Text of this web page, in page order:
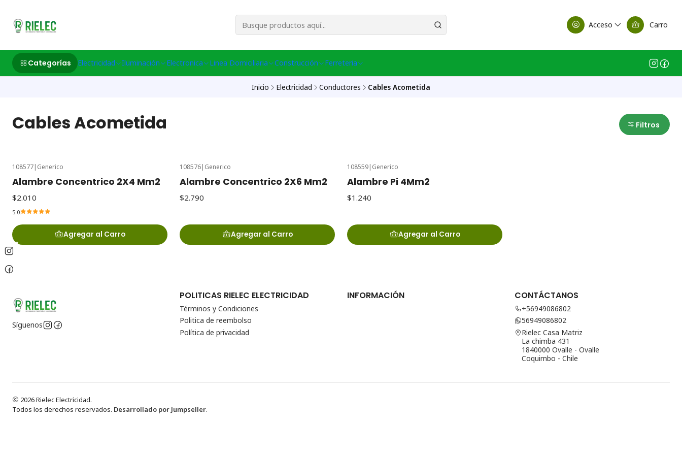
Acceso Carro
Categorías Electricidad Iluminación Electronica Linea Domiciliaria Construcción Ferreteria
Inicio Electricidad Conductores Cables Acometida
Cables Acometida Filtros
108577| Generico
Alambre Concentrico 2X4 Mm2
$2.010
5.0
Agregar al Carro
108576| Generico
Alambre Concentrico 2X6 Mm2
$2.790
Agregar al Carro
108559| Generico
Alambre Pi 4Mm2
$1.240
Agregar al Carro
Síguenos
POLITICAS RIELEC ELECTRICIDAD
Términos y Condiciones
Politica de reembolso
Política de privacidad
INFORMACIÓN CONTÁCTANOS
+56949086802
56949086802
Rielec Casa Matriz
La chimba 431
1840000 Ovalle - Ovalle
Coquimbo - Chile
2026 Rielec Electricidad.
Todos los derechos reservados. Desarrollado por Jumpseller.